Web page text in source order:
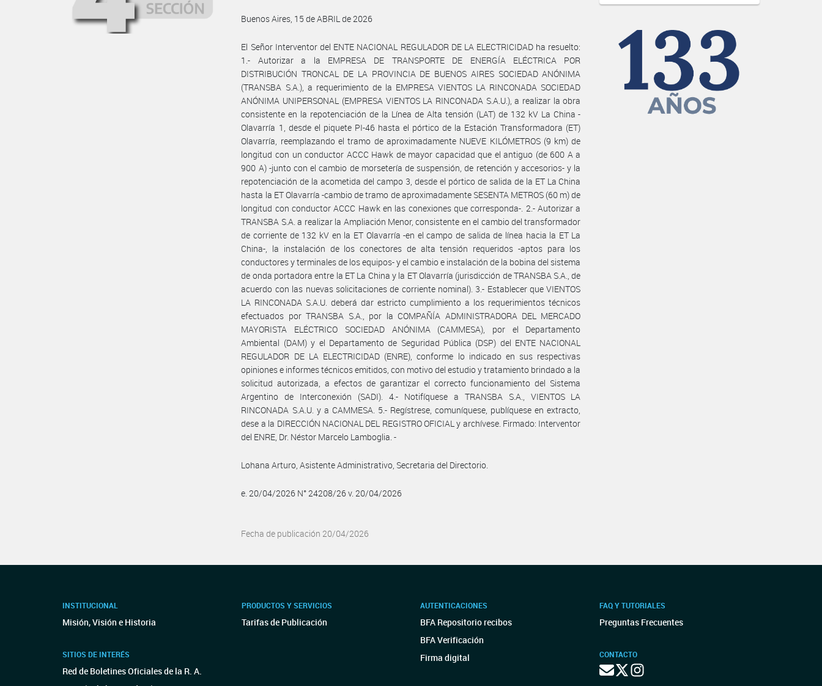
Buenos Aires, 15 de ABRIL de 2026
El Señor Interventor del ENTE NACIONAL REGULADOR DE LA ELECTRICIDAD ha resuelto:
1.- Autorizar a la EMPRESA DE TRANSPORTE DE ENERGÍA ELÉCTRICA POR
DISTRIBUCIÓN TRONCAL DE LA PROVINCIA DE BUENOS AIRES SOCIEDAD ANÓNIMA
(TRANSBA S.A.), a requerimiento de la EMPRESA VIENTOS LA RINCONADA SOCIEDAD
ANÓNIMA UNIPERSONAL (EMPRESA VIENTOS LA RINCONADA S.A.U.), a realizar la obra
consistente en la repotenciación de la Línea de Alta tensión (LAT) de 132 kV La China -
Olavarría 1, desde el piquete PI-46 hasta el pórtico de la Estación Transformadora (ET)
Olavarría, reemplazando el tramo de aproximadamente NUEVE KILÓMETROS (9 km) de
longitud con un conductor ACCC Hawk de mayor capacidad que el antiguo (de 600 A a
900 A) -junto con el cambio de morsetería de suspensión, de retención y accesorios- y la
repotenciación de la acometida del campo 3, desde el pórtico de salida de la ET La China
hasta la ET Olavarría -cambio de tramo de aproximadamente SESENTA METROS (60 m) de
longitud con conductor ACCC Hawk en las conexiones que corresponda-. 2.- Autorizar a
TRANSBA S.A. a realizar la Ampliación Menor, consistente en el cambio del transformador
de corriente de 132 kV en la ET Olavarría -en el campo de salida de línea hacia la ET La
China-, la instalación de los conectores de alta tensión requeridos -aptos para los
conductores y terminales de los equipos- y el cambio e instalación de la bobina del sistema
de onda portadora entre la ET La China y la ET Olavarría (jurisdicción de TRANSBA S.A., de
acuerdo con las nuevas solicitaciones de corriente nominal). 3.- Establecer que VIENTOS
LA RINCONADA S.A.U. deberá dar estricto cumplimiento a los requerimientos técnicos
efectuados por TRANSBA S.A., por la COMPAÑÍA ADMINISTRADORA DEL MERCADO
MAYORISTA ELÉCTRICO SOCIEDAD ANÓNIMA (CAMMESA), por el Departamento
Ambiental (DAM) y el Departamento de Seguridad Pública (DSP) del ENTE NACIONAL
REGULADOR DE LA ELECTRICIDAD (ENRE), conforme lo indicado en sus respectivas
opiniones e informes técnicos emitidos, con motivo del estudio y tratamiento brindado a la
solicitud autorizada, a efectos de garantizar el correcto funcionamiento del Sistema
Argentino de Interconexión (SADI). 4.- Notifíquese a TRANSBA S.A., VIENTOS LA
RINCONADA S.A.U. y a CAMMESA. 5.- Regístrese, comuníquese, publíquese en extracto,
dese a la DIRECCIÓN NACIONAL DEL REGISTRO OFICIAL y archívese. Firmado: Interventor
del ENRE, Dr. Néstor Marcelo Lamboglia. -
Lohana Arturo, Asistente Administrativo, Secretaria del Directorio.
e. 20/04/2026 N° 24208/26 v. 20/04/2026
Fecha de publicación 20/04/2026
INSTITUCIONAL
Misión, Visión e Historia
SITIOS DE INTERÉS
Red de Boletines Oficiales de la R. A.
PRODUCTOS Y SERVICIOS
Tarifas de Publicación
AUTENTICACIONES
BFA Repositorio recibos
BFA Verificación
Firma digital
FAQ Y TUTORIALES
Preguntas Frecuentes
CONTACTO